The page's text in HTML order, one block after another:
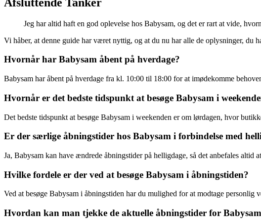
Jeg har altid haft en god oplevelse hos Babysam, og det er rart at vide,
Vi håber, at denne guide har været nyttig, og at du nu har alle de oplysninger, du
Hvornår har Babysam åbent på hverdage?
Babysam har åbent på hverdage fra kl. 10:00 til 18:00 for at imødekomme
Hvornår er det bedste tidspunkt at besøge Babysam i
Det bedste tidspunkt at besøge Babysam i weekenden er om lørdagen, hvor
Er der særlige åbningstider hos Babysam i forbindelse med
Ja, Babysam kan have ændrede åbningstider på helligdage, så det anbefales
Hvilke fordele er der ved at besøge Babysam i åbningstiden?
Ved at besøge Babysam i åbningstiden har du mulighed for at modtage
Hvordan kan man tjekke de aktuelle åbningstider for